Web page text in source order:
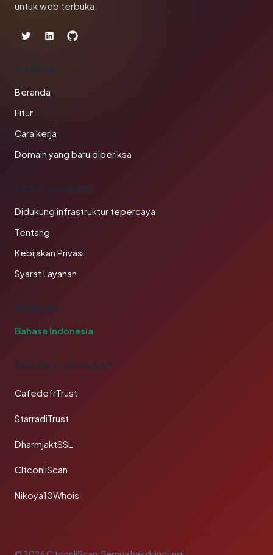
untuk web terbuka.
PRODUK
Beranda
Fitur
Cara kerja
Domain yang baru diperiksa
PERUSAHAAN
Didukung infrastruktur tepercaya
Tentang
Kebijakan Privasi
Syarat Layanan
BAHASA
Bahasa Indonesia
TAUTAN SAHABAT
CafedefrTrust
StarradiTrust
DharmjaktSSL
CltconliScan
Nikoya10Whois